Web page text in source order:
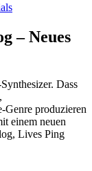
– Neues
Dass
Genre produzieren
einem neuen
Lives Ping